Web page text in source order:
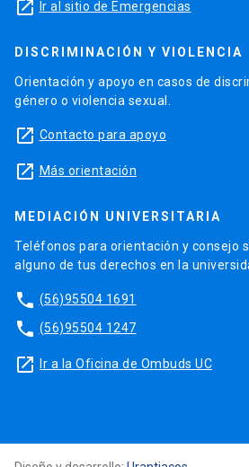
launch Ir al sitio de Emergencias
DISCRIMINACIÓN Y VIOLENCIA
Orientación y apoyo en casos de
género o violencia sexual.
launch Contacto para apoyo
launch Más orientación
MEDIACIÓN UNIVERSITARIA
Teléfonos para orientación y consejo
alguno de tus derechos en la
phone (56)95504 1691
phone (56)95504 1247
launch Ir a la Oficina de Ombuds UC